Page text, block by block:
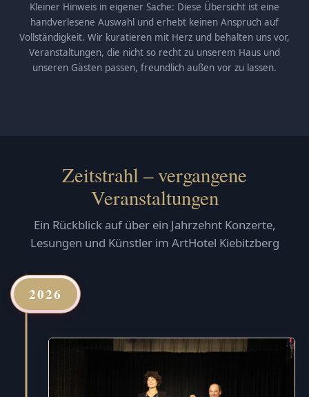
Kleiner Hinweis in eigener Sache: Diese Übersicht ist eine
handverlesene Auswahl und erhebt keinen Anspruch auf
Vollständigkeit. Wir kuratieren mit Herz und behalten uns vor,
Veranstaltungen, die nicht so recht zu unserem Haus und
unseren Gästen passen, freundlich außen vor zu lassen.
Zeitstrahl – vergangene
Veranstaltungen
Ein Rückblick auf über ein Jahrzehnt Konzerte,
Lesungen und Künstler im ArtHotel Kiebitzberg
2026